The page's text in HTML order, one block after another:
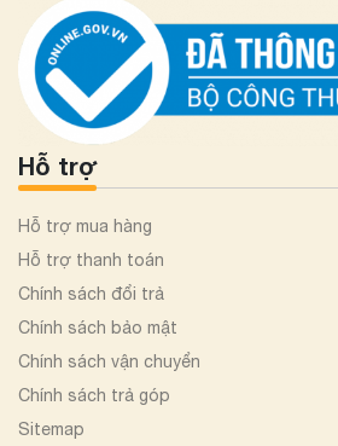
Hỗ trợ
Hỗ trợ mua hàng
Hỗ trợ thanh toán
Chính sách đổi trả
Chính sách bảo mật
Chính sách vận chuyển
Chính sách trả góp
Sitemap